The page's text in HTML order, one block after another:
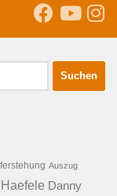
Auszug
Danny